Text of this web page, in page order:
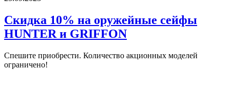
Скидка 10% на оружейные сейфы
HUNTER и GRIFFON
Спешите приобрести. Количество акционных моделей
ограничено!